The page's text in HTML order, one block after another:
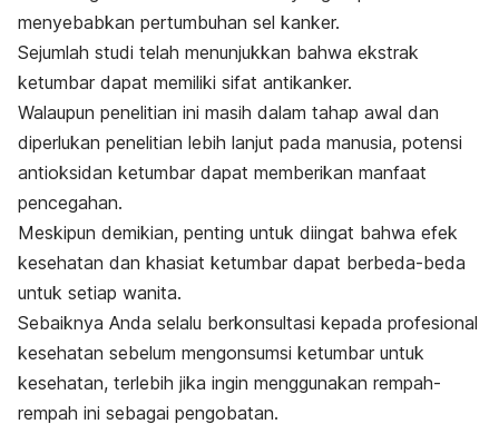
menyebabkan pertumbuhan sel kanker.
Sejumlah studi telah menunjukkan bahwa ekstrak
ketumbar dapat memiliki sifat antikanker.
Walaupun penelitian ini masih dalam tahap awal dan
diperlukan penelitian lebih lanjut pada manusia, potensi
antioksidan ketumbar dapat memberikan manfaat
pencegahan.
Meskipun demikian, penting untuk diingat bahwa efek
kesehatan dan khasiat ketumbar dapat berbeda-beda
untuk setiap wanita.
Sebaiknya Anda selalu berkonsultasi kepada profesional
kesehatan sebelum mengonsumsi ketumbar untuk
kesehatan, terlebih jika ingin menggunakan rempah-
rempah ini sebagai pengobatan.